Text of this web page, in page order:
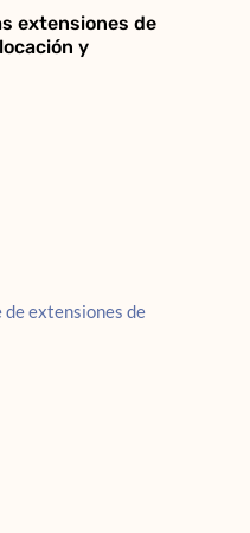
extensiones de
y